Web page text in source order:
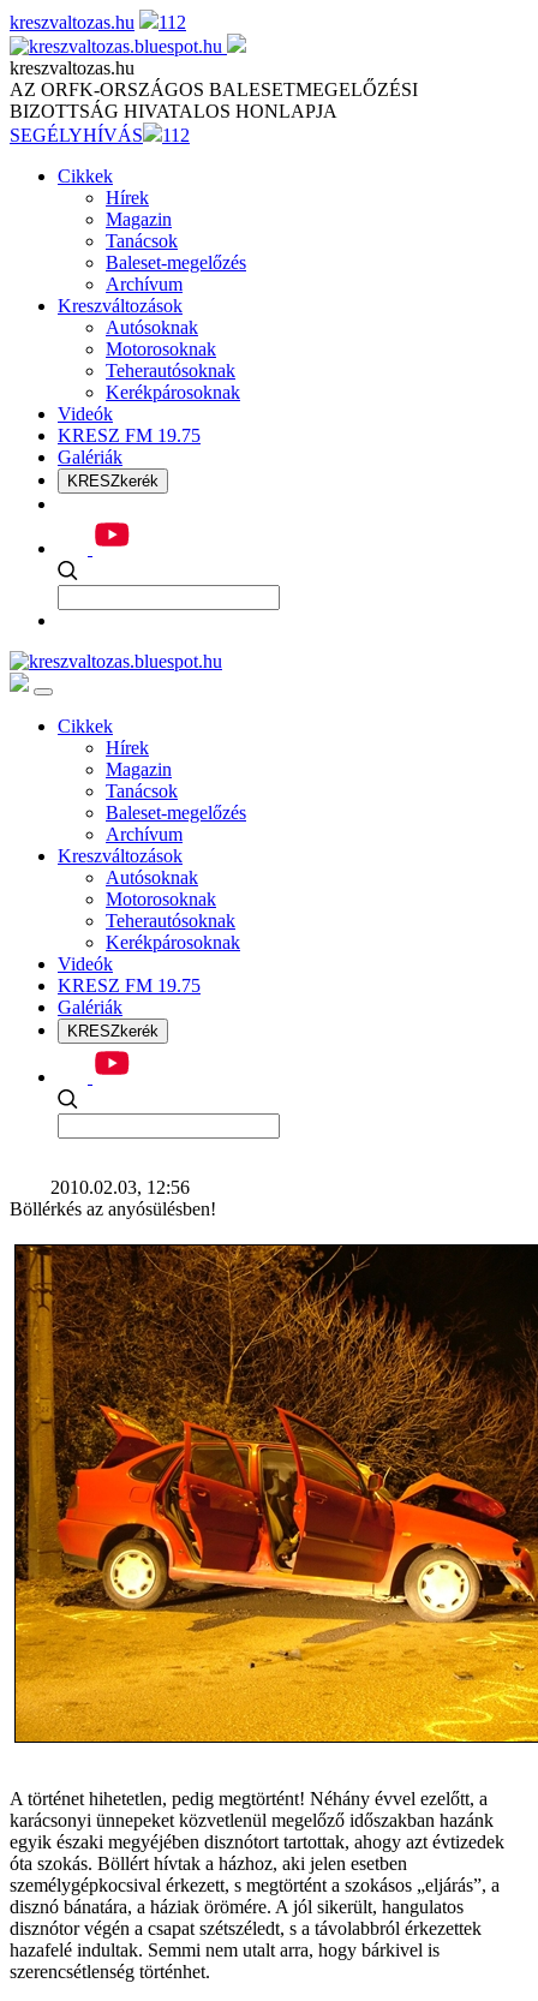
Skip
to
content
kreszvaltozas.hu 112
kreszvaltozas.hu
AZ ORFK-ORSZÁGOS BALESETMEGELŐZÉSI
BIZOTTSÁG HIVATALOS HONLAPJA
SEGÉLYHÍVÁS
112
Cikkek
Hírek
Magazin
Tanácsok
Baleset-megelőzés
Archívum
Kreszváltozások
Autósoknak
Motorosoknak
Teherautósoknak
Kerékpárosoknak
Videók
KRESZ FM 19.75
Galériák
KRESZkerék
Cikkek
Hírek
Magazin
Tanácsok
Baleset-megelőzés
Archívum
Kreszváltozások
Autósoknak
Motorosoknak
Teherautósoknak
Kerékpárosoknak
Videók
KRESZ FM 19.75
Galériák
KRESZkerék
2010.02.03, 12:56
Böllérkés az anyósülésben!
A történet hihetetlen, pedig megtörtént! Néhány évvel ezelőtt, a
karácsonyi ünnepeket közvetlenül megelőző időszakban hazánk
egyik északi megyéjében disznótort tartottak, ahogy azt évtizedek
óta szokás. Böllért hívtak a házhoz, aki jelen esetben
személygépkocsival érkezett, s megtörtént a szokásos „eljárás”, a
disznó bánatára, a háziak örömére. A jól sikerült, hangulatos
disznótor végén a csapat szétszéledt, s a távolabbról érkezettek
hazafelé indultak. Semmi nem utalt arra, hogy bárkivel is
szerencsétlenség történhet.